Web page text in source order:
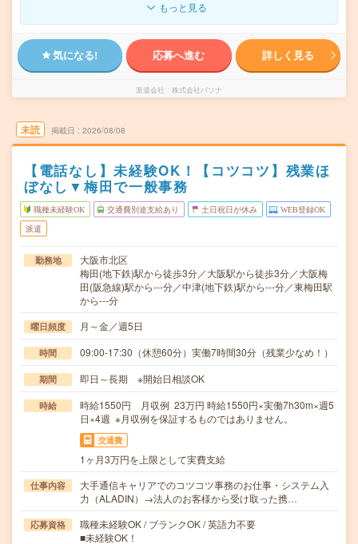
もっと見る
気になる! 応募へ進む 詳しく見る
派遣会社 株式会社パソナ
未読 掲載日 2026/08/08
【電話なし】未経験OK！【コツコツ】残業ほ
ぼなし▼梅田で一般事務
職種未経験OK 交通費別途支給あり 土日祝日が休み WEB登録OK
派遣
勤務地
大阪市北区
梅田(地下鉄)駅から徒歩3分／大阪駅から徒歩3分／大阪梅
田(阪急線)駅から---分／中津(地下鉄)駅から---分／東梅田駅
から---分
曜日頻度 月～金／週5日
時間 09:00-17:30（休憩60分）実働7時間30分（残業少なめ！）
期間 即日～長期 ※開始日相談OK
時給
時給1550円 月収例 23万円 時給1550円×実働7h30m×週5
日×4週 ※月収例を保証するものではありません。
交通費
1ヶ月3万円を上限として実費支給
仕事内容
大手通信キャリアでのコツコツ事務のお仕事・システム入
力（ALADIN）→法人のお客様から受け取った携…
応募資格
職種未経験OK / ブランクOK / 英語力不要
■未経験OK！